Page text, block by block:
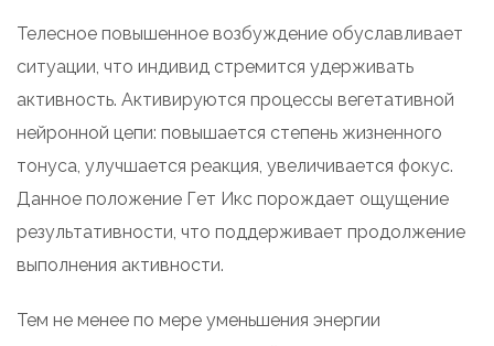
Телесное повышенное возбуждение обуславливает
ситуации, что индивид стремится удерживать
активность. Активируются процессы вегетативной
нейронной цепи: повышается степень жизненного
тонуса, улучшается реакция, увеличивается фокус.
Данное положение Гет Икс порождает ощущение
результативности, что поддерживает продолжение
выполнения активности.
Тем не менее по мере уменьшения энергии